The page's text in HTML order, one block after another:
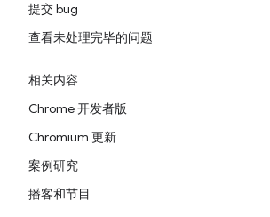
提交 bug
查看未处理完毕的问题
相关内容
Chrome 开发者版
Chromium 更新
案例研究
播客和节目